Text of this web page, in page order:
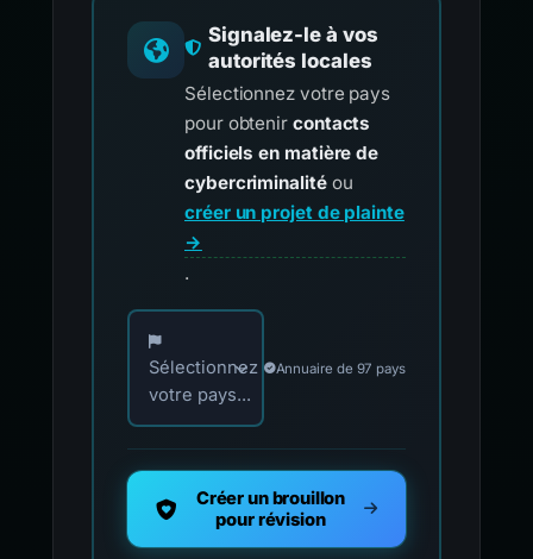
Signalez-le à vos
autorités locales
Sélectionnez votre pays
pour obtenir contacts
officiels en matière de
cybercriminalitéou
créer un projet de plainte
→
.
Choisissez votre pays pour les contacts
Sélectionnez
votre pays...
Annuaire de 97 pays
Créer un brouillon
pour révision